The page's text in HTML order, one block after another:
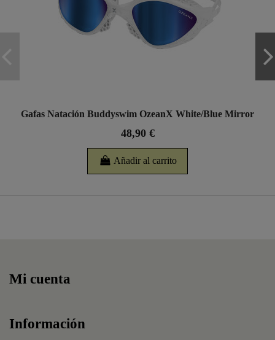
Gafas Natación Buddyswim OzeanX White/Blue Mirror
48,90 €
Añadir al carrito
Mi cuenta
Información